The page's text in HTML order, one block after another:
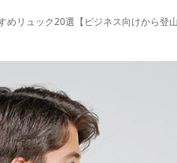
リュック20選【ビジネス向けから登山